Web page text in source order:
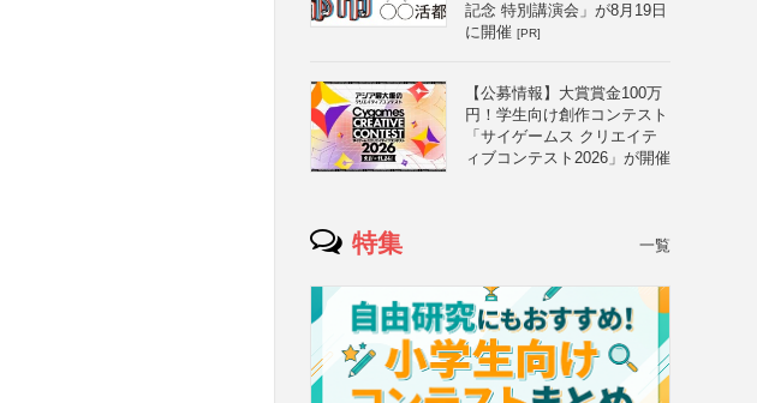
記念 特別講演会」が8月19日
に開催 [PR]
【公募情報】大賞賞金100万
円！学生向け創作コンテスト
「サイゲームス クリエイテ
ィブコンテスト2026」が開催
特集 一覧